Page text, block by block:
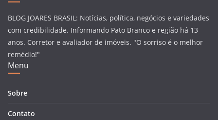
BLOG JOARES BRASIL: Notícias, política, negócios e variedades
com credibilidade. Informando Pato Branco e região há 13
anos. Corretor e avaliador de imóveis. "O sorriso é o melhor
remédio!"
Menu
Sobre
Contato